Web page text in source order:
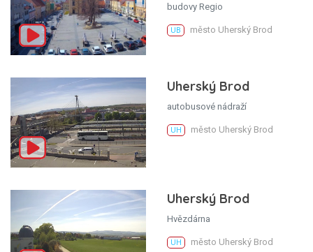
budovy Regio
UB město Uherský Brod
Uherský Brod
autobusové nádraží
UH město Uherský Brod
Uherský Brod
Hvězdárna
UH město Uherský Brod